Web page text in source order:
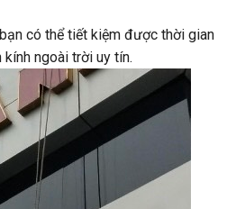
có thể tiết kiệm được thời gian
ngoài trời uy tín.